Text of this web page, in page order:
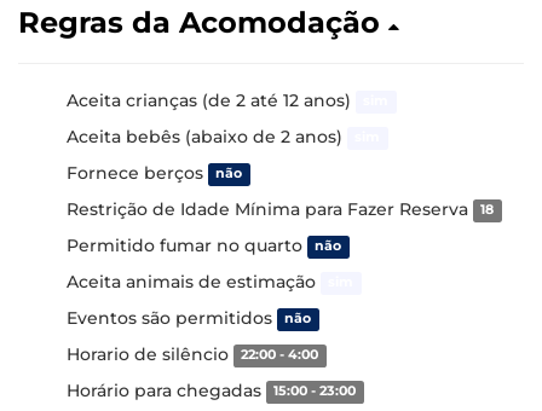
Regras da Acomodação
Aceita crianças (de 2 até 12 anos)
Aceita bebês (abaixo de 2 anos)
Fornece berços não
Restrição de Idade Mínima para Fazer Reserva 18
Permitido fumar no quarto não
Aceita animais de estimação
Eventos são permitidos não
Horario de silêncio 22:00 - 4:00
Horário para chegadas 15:00 - 23:00